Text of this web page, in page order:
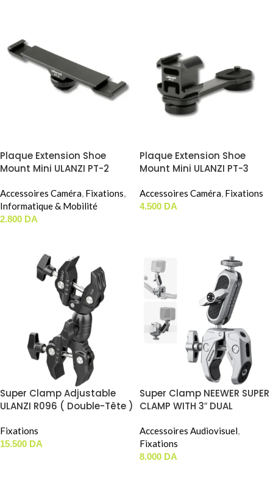
Plaque Extension Shoe
Mount Mini ULANZI PT-2
Accessoires Caméra, Fixations,
Informatique & Mobilité
2.800 DA
Plaque Extension Shoe
Mount Mini ULANZI PT-3
Accessoires Caméra, Fixations
4.500 DA
Super Clamp Adjustable
ULANZI R096 ( Double-Tête )
Fixations
15.500 DA
Super Clamp NEEWER SUPER
CLAMP WITH 3″ DUAL
(UA008)
Accessoires Audiovisuel,
Fixations
8.000 DA